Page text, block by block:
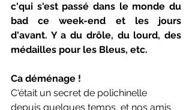
c'qui s'est passé dans le monde du
bad ce week-end et les jours
d'avant. Y a du drôle, du lourd, des
médailles pour les Bleus, etc.
Ca déménage !
C'était un secret de polichinelle
depuis quelques temps, et nos amis